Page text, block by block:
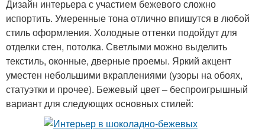
Дизайн интерьера с участием бежевого сложно
испортить. Умеренные тона отлично впишутся в любой
стиль оформления. Холодные оттенки подойдут для
отделки стен, потолка. Светлыми можно выделить
текстиль, оконные, дверные проемы. Яркий акцент
уместен небольшими вкраплениями (узоры на обоях,
статуэтки и прочее). Бежевый цвет – беспроигрышный
вариант для следующих основных стилей: